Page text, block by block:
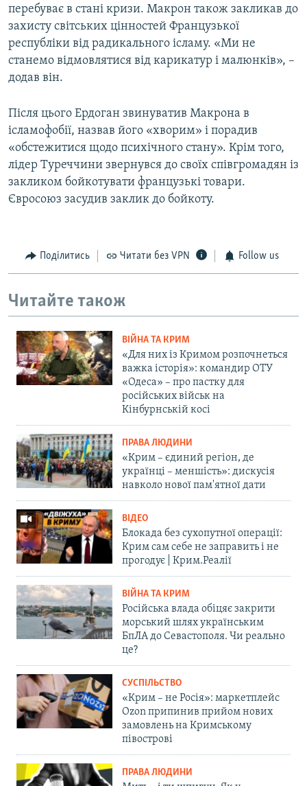
перебуває в стані кризи. Макрон також закликав до
захисту світських цінностей Французької
республіки від радикального ісламу. «Ми не
станемо відмовлятися від карикатур і малюнків», –
додав він.
Після цього Ердоган звинуватив Макрона в
ісламофобії, назвав його «хворим» і порадив
«обстежитися щодо психічного стану». Крім того,
лідер Туреччини звернувся до своїх співгромадян із
закликом бойкотувати французькі товари.
Євросоюз засудив заклик до бойкоту.
Поділитись Читати без VPN Follow us
Читайте також
ВІЙНА ТА КРИМ
«Для них із Кримом розпочнеться
важка історія»: командир ОТУ
«Одеса» – про пастку для
російських військ на
Кінбурнській косі
ПРАВА ЛЮДИНИ
«Крим – єдиний регіон, де
українці – меншість»: дискусія
навколо нової пам'ятної дати
ВІДЕО
Блокада без сухопутної операції:
Крим сам себе не заправить і не
прогодує | Крим.Реалії
ВІЙНА ТА КРИМ
Російська влада обіцяє закрити
морський шлях українським
БпЛА до Севастополя. Чи реально
це?
СУСПІЛЬСТВО
«Крим – не Росія»: маркетплейс
Ozon припинив прийом нових
замовлень на Кримському
півострові
ПРАВА ЛЮДИНИ